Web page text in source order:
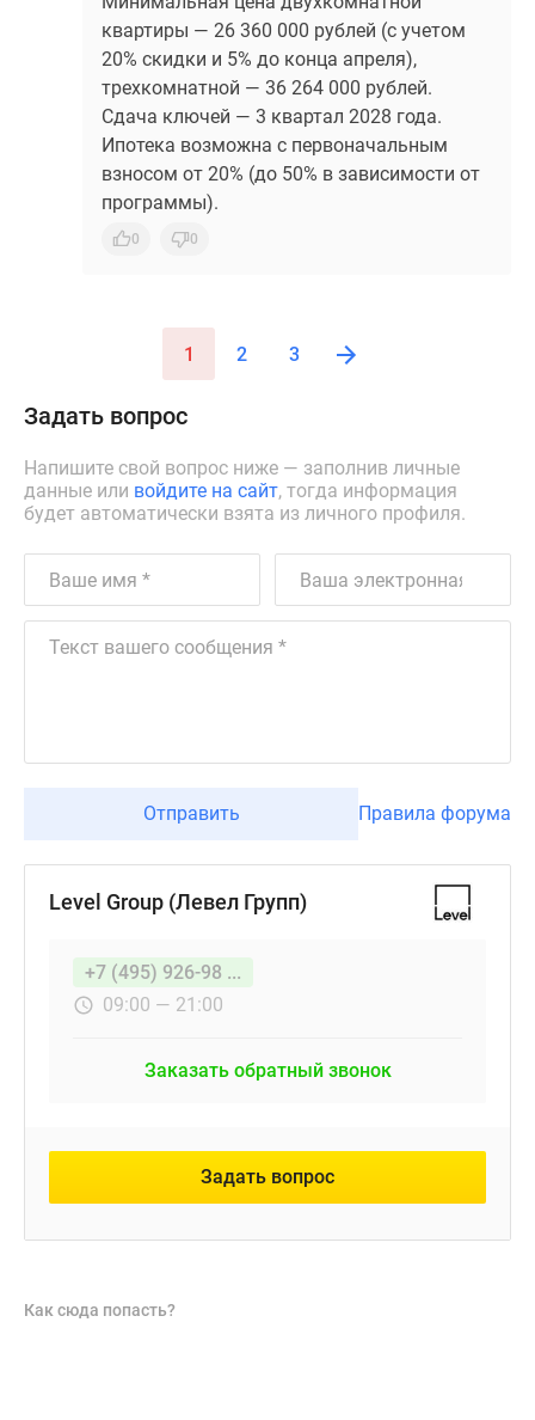
квартиры — 26 360 000 рублей (с учетом
20% скидки и 5% до конца апреля),
трехкомнатной — 36 264 000 рублей.
Сдача ключей — 3 квартал 2028 года.
Ипотека возможна с первоначальным
взносом от 20% (до 50% в зависимости от
программы).
0 0
1 2 3
Задать вопрос
Напишите свой вопрос ниже — заполнив личные
данные или войдите на сайт, тогда информация
будет автоматически взята из личного профиля.
Отправить Правила форума
Level Group (Левел Групп)
+7 (495) 926-98 ...
09:00 — 21:00
Заказать обратный звонок
Задать вопрос
Как сюда попасть?